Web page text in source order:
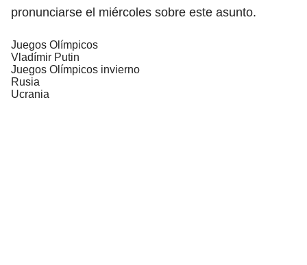
pronunciarse el miércoles sobre este asunto.
Juegos Olímpicos
Vladímir Putin
Juegos Olímpicos invierno
Rusia
Ucrania